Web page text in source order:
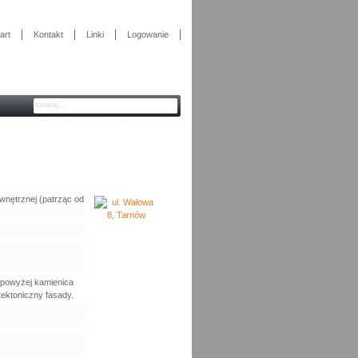
Kontakt Linki Logowanie
(patrząc od
kamienica
fasady.